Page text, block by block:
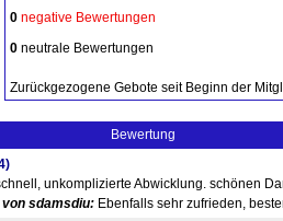
0 negative Bewertungen
0 neutrale Bewertungen
Zurückgezogene Gebote seit Beginn der
Bewertung
unkomplizierte Abwicklung. schönen
sdamsdiu:Ebenfalls sehr zufrieden,